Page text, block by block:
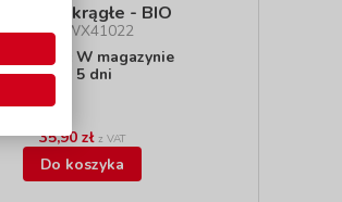
Talerze okrągłe - BIO
kod: WX41022
Dostępność W magazynie
do 5 dni
35,90 zł z VAT
Do koszyka